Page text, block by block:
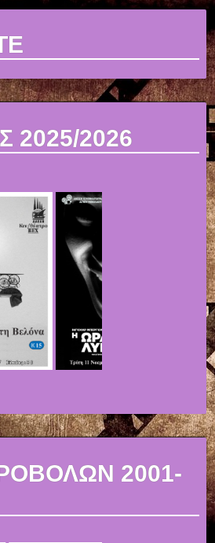
2025/2026
2001-